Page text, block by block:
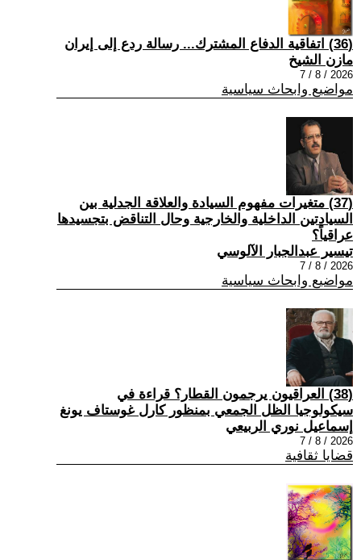
(36) اتفاقية الدفاع المشترك... رسالة ردع إلى إيران
مازن الشيخ
2026 / 8 / 7
مواضيع وابحاث سياسية
(37) متغيرات مفهوم السيادة والعلاقة الجدلية بين
السيادتين الداخلية والخارجية وحال التناقض بتجسيدها
عراقياً؟
تيسير عبدالجبار الآلوسي
2026 / 8 / 7
مواضيع وابحاث سياسية
(38) العراقيون يرجمون القطار؟ قراءة في
سيكولوجيا الظل الجمعي بمنظور كارل غوستاف يونغ
إسماعيل نوري الربيعي
2026 / 8 / 7
قضايا ثقافية